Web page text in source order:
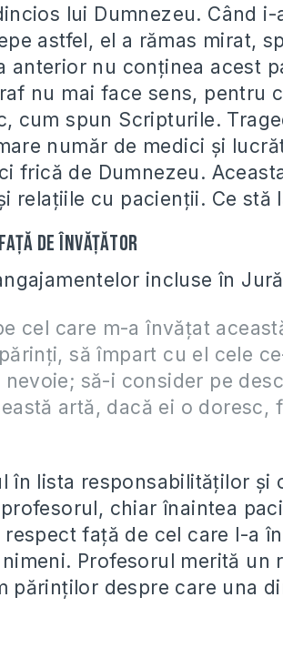
lui Dumnezeu. Când
astfel, el a rămas mirat,
anterior nu conţinea acest
nu mai face sens, pentru
cum spun Scripturile.
număr de medici şi
frică de Dumnezeu.
relaţiile cu pacienţii. Ce stă
de învăţător
incluse în
cel care m-a învăţat
să împart cu el cele
nevoie; să-i consider pe
artă, dacă ei o doresc,
în lista responsabilităţilor şi
chiar înaintea
respect faţă de cel care l-a
Profesorul merită un
părinţilor despre care una